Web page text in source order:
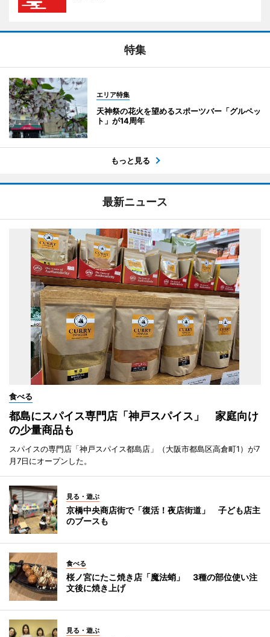
特集
エリア特集
天神祭の花火を望めるスポーツバー「グルペッ
ト」が14周年
もっと見る
最新ニュース
食べる
都島にスパイス専門店「神戸スパイス」 家庭向け
の少量商品も
スパイスの専門店「神戸スパイス都島店」（大阪市都島区高倉町1）が7
月7日にオープンした。
見る・遊ぶ
京橋中央商店街で「復活！夜店街道」 子ども店主
のブースも
食べる
桜ノ宮にたこ焼き店「魔法蛸」 3種の部位使い注
文後に焼き上げ
見る・遊ぶ